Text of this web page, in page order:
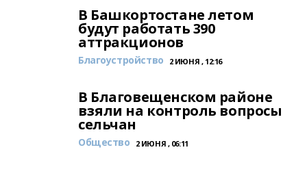
В Башкортостане летом
будут работать 390
аттракционов
Благоустройство 2 ИЮНЯ , 12:16
В Благовещенском районе
взяли на контроль вопросы
сельчан
Общество 2 ИЮНЯ , 06:11